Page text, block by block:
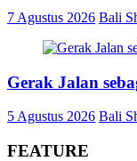
7 Agustus 2026 Bali
Gerak Jalan
5 Agustus 2026 Bali
FEATURE